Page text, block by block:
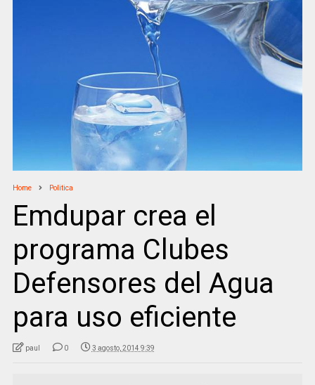
Home Politica
Emdupar crea el
programa Clubes
Defensores del Agua
para uso eficiente
paul 0 3 agosto, 2014 9:39